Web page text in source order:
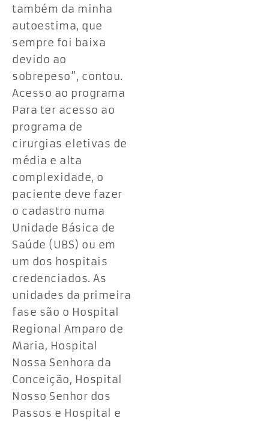
também da minha
autoestima, que
sempre foi baixa
devido ao
sobrepeso”, contou.
Acesso ao programa
Para ter acesso ao
programa de
cirurgias eletivas de
média e alta
complexidade, o
paciente deve fazer
o cadastro numa
Unidade Básica de
Saúde (UBS) ou em
um dos hospitais
credenciados. As
unidades da primeira
fase são o Hospital
Regional Amparo de
Maria, Hospital
Nossa Senhora da
Conceição, Hospital
Nosso Senhor dos
Passos e Hospital e